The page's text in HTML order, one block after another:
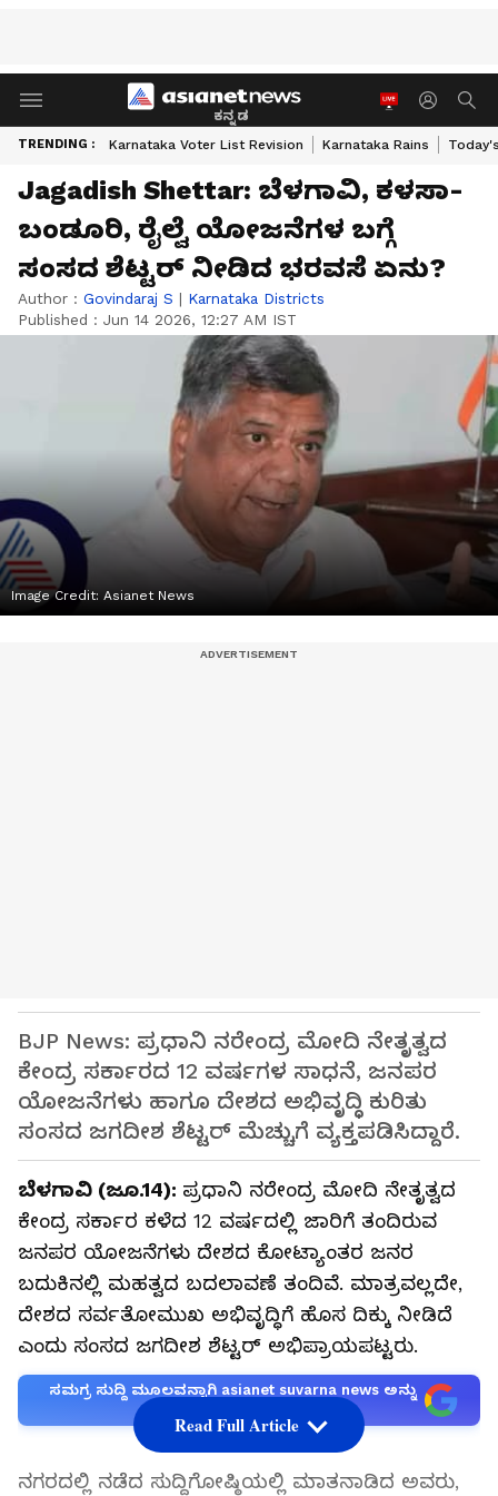
ಕನ್ನಡ
TRENDING : Karnataka Voter List Revision Karnataka Rains
Jagadish Shettar: ಬೆಳಗಾವಿ, ಕಳಸಾ-
ಬಂಡೂರಿ, ರೈಲ್ವೆ ಯೋಜನೆಗಳ ಬಗ್ಗೆ
ಸಂಸದ ಶೆಟ್ಟರ್ ನೀಡಿದ ಭರವಸೆ ಏನು?
Author : Govindaraj S | Karnataka Districts
Published : Jun 14 2026, 12:27 AM IST
Image Credit: Asianet News
BJP News: ಪ್ರಧಾನಿ ನರೇಂದ್ರ ಮೋದಿ ನೇತೃತ್ವದ
ಕೇಂದ್ರ ಸರ್ಕಾರದ 12 ವರ್ಷಗಳ ಸಾಧನೆ, ಜನಪರ
ಯೋಜನೆಗಳು ಹಾಗೂ ದೇಶದ ಅಭಿವೃದ್ಧಿ ಕುರಿತು
ಸಂಸದ ಜಗದೀಶ ಶೆಟ್ಟರ್ ಮೆಚ್ಚುಗೆ ವ್ಯಕ್ತಪಡಿಸಿದ್ದಾರೆ.
ಬೆಳಗಾವಿ (ಜೂ.14): ಪ್ರಧಾನಿ ನರೇಂದ್ರ ಮೋದಿ ನೇತೃತ್ವದ
ಕೇಂದ್ರ ಸರ್ಕಾರ ಕಳೆದ 12 ವರ್ಷದಲ್ಲಿ ಜಾರಿಗೆ ತಂದಿರುವ
ಜನಪರ ಯೋಜನೆಗಳು ದೇಶದ ಕೋಟ್ಯಾಂತರ ಜನರ
ಬದುಕಿನಲ್ಲಿ ಮಹತ್ವದ ಬದಲಾವಣೆ ತಂದಿವೆ. ಮಾತ್ರವಲ್ಲದೇ,
ದೇಶದ ಸರ್ವತೋಮುಖ ಅಭಿವೃದ್ಧಿಗೆ ಹೊಸ ದಿಕ್ಕು ನೀಡಿದೆ
ಎಂದು ಸಂಸದ ಜಗದೀಶ ಶೆಟ್ಟರ್ ಅಭಿಪ್ರಾಯಪಟ್ಟರು.
ಸಮಗ್ರ ಸುದ್ದಿ ಮೂಲವನ್ನಾಗಿ asianet suvarna news ಅನ್ನು
ನಗರದಲ್ಲಿ ನಡೆದ ಸುದ್ದಿಗೋಷ್ಠಿಯಲ್ಲಿ ಮಾತನಾಡಿದ ಅವರು,
Read Full Article